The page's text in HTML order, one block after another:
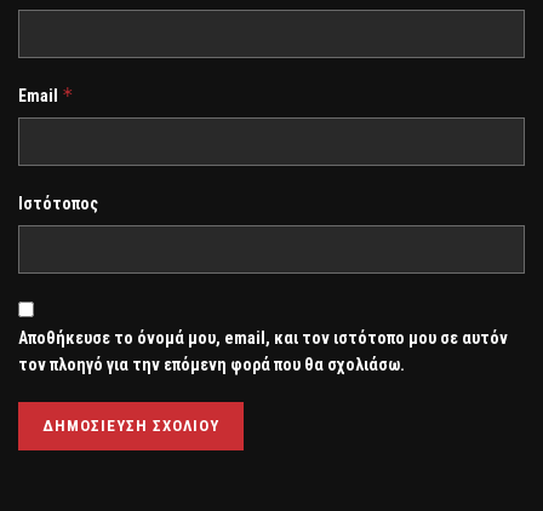
Email *
Ιστότοπος
Αποθήκευσε το όνομά μου, email, και τον ιστότοπο μου σε αυτόν
τον πλοηγό για την επόμενη φορά που θα σχολιάσω.